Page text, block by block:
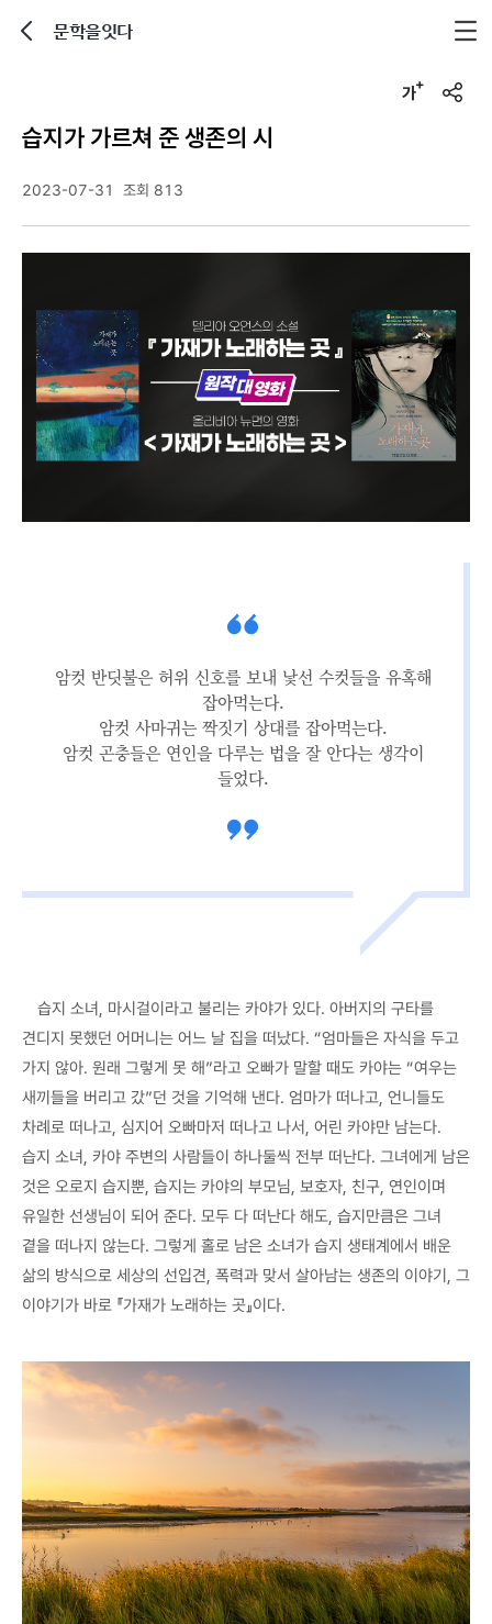
문학을잇다
u
습지가 가르쳐 준 생존의 시
2023-07-31 조회 813
암컷 반딧불은 허위 신호를 보내 낯선 수컷들을 유혹해
잡아먹는다.
암컷 사마귀는 짝짓기 상대를 잡아먹는다.
암컷 곤충들은 연인을 다루는 법을 잘 안다는 생각이
들었다.
습지 소녀, 마시걸이라고 불리는 카야가 있다. 아버지의 구타를
견디지 못했던 어머니는 어느 날 집을 떠났다. “엄마들은 자식을 두고
가지 않아. 원래 그렇게 못 해”라고 오빠가 말할 때도 카야는 “여우는
새끼들을 버리고 갔”던 것을 기억해 낸다. 엄마가 떠나고, 언니들도
차례로 떠나고, 심지어 오빠마저 떠나고 나서, 어린 카야만 남는다.
습지 소녀, 카야 주변의 사람들이 하나둘씩 전부 떠난다. 그녀에게 남은
것은 오로지 습지뿐, 습지는 카야의 부모님, 보호자, 친구, 연인이며
유일한 선생님이 되어 준다. 모두 다 떠난다 해도, 습지만큼은 그녀
곁을 떠나지 않는다. 그렇게 홀로 남은 소녀가 습지 생태계에서 배운
삶의 방식으로 세상의 선입견, 폭력과 맞서 살아남는 생존의 이야기, 그
이야기가 바로 『가재가 노래하는 곳』이다.